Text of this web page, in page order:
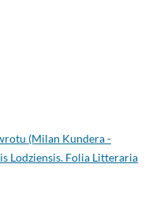
(Milan Kundera -
Lodziensis. Folia Litteraria